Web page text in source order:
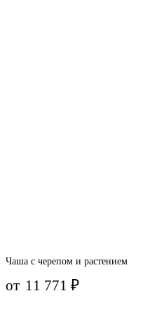
Чаша с черепом и растением
от 11 771₽